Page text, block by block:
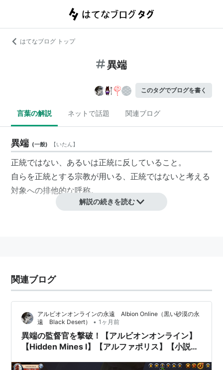
はてなブログ トップ
異端
このタグでブログを書く
言葉の解説 ネットで話題 関連ブログ
異端 (一般) 【いたん】
正統ではない、あるいは正統に反していること。
自らを正統とする宗教が用いる、正統ではないと考える
対象への排他的な呼称。
関連キーワード
解説の続きを読む
関連ブログ
アルビオンオンラインの永遠 Albion Online（黒い砂漠の永
遠 Black Desert）
• 1ヶ月前
異端の監督官を撃破！【アルビオンオンライン】
【Hidden Mines l】【アルファポリス】【小説家